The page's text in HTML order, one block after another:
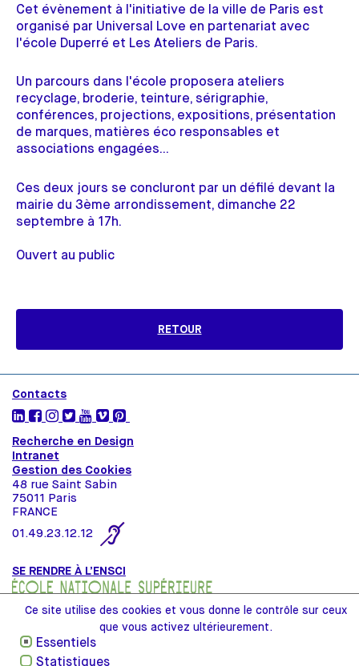
Cet évènement à l'initiative de la ville de Paris est
organisé par Universal Love en partenariat avec
l'école Duperré et Les Ateliers de Paris.
Un parcours dans l'école proposera ateliers
recyclage, broderie, teinture, sérigraphie,
conférences, projections, expositions, présentation
de marques, matières éco responsables et
associations engagées...
Ces deux jours se concluront par un défilé devant la
mairie du 3ème arrondissement, dimanche 22
septembre à 17h.
Ouvert au public
RETOUR
Contacts
Recherche en Design
Intranet
Gestion des Cookies
48 rue Saint Sabin
75011 Paris
FRANCE
01.49.23.12.12
SE RENDRE À L’ENSCI
Ce site utilise des cookies et vous donne le contrôle sur ceux
que vous activez ultérieurement.
Essentiels
Statistiques